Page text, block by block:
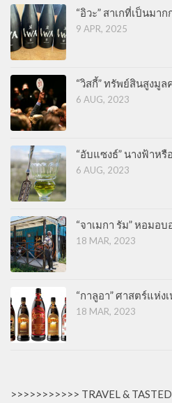
“อิวะ” สาเกที่เป็นมาก
9 APR, 2025
“วิสกี้” ทรัพย์สินสูงมู
6 AUG, 2023
“อับแซงธ์” นางฟ้าหรื
6 AUG, 2023
“จาเมกา รัม” หอมอบ
18 MAR, 2023
“กาลูอา” ศาสตร์แห่ง
18 MAR, 2023
>>>>>>>>>>> TRAVEL & TASTED